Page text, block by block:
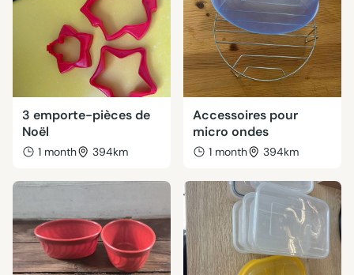
3 emporte-pièces de
Noël
1 month 394km
Accessoires pour
micro ondes
1 month 394km